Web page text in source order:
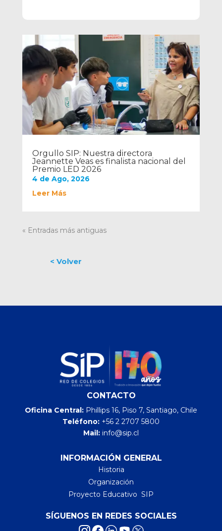
Orgullo SIP: Nuestra directora
Jeannette Veas es finalista nacional del
Premio LED 2026
4 de Ago, 2026
Leer Más
« Entradas más antiguas
CONTACTO
Oficina Central: Phillips 16, Piso 7, Santiago, Chile
Teléfono: +56 2 2707 5800
Mail: info@sip.cl
INFORMACIÓN GENERAL
Historia
Organización
Proyecto Educativo SIP
SÍGUENOS EN REDES SOCIALES